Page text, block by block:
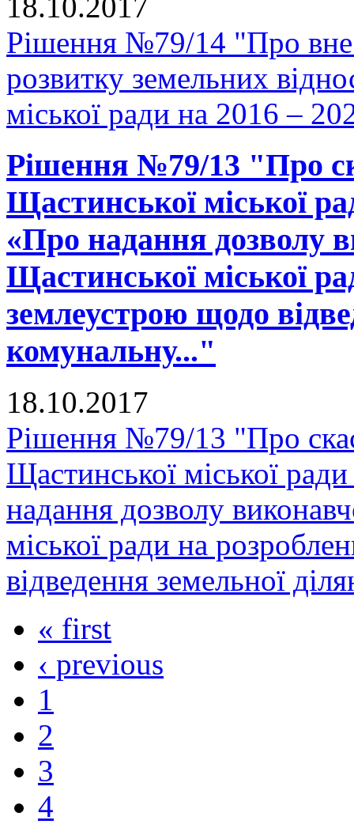
Рішення №79/14 "Про
розвитку земельних
міської ради на 2016 –
Рішення №79/13 "Про
Щастинської міської
«Про надання дозволу
Щастинської міської
землеустрою щодо
комунальну..."
18.10.2017
Рішення №79/13 "Про
Щастинської міської
надання дозволу
міської ради на
відведення земельної
« first
‹ previous
1
2
3
4